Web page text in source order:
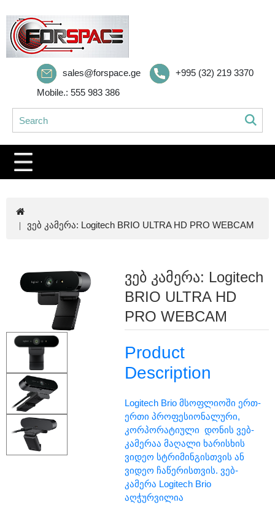
sales@forspace.ge
+995 (32) 219 3370
Mobile.: 555 983 386
ვებ კამერა: Logitech BRIO ULTRA HD PRO WEBCAM
ვებ კამერა: Logitech
BRIO ULTRA HD
PRO WEBCAM
Product
Description
Logitech Brio მსოფლიოში ერთ-
ერთი პროფესიონალური,
კორპორატიული დონის ვებ-
კამერაა მაღალი ხარისხის
ვიდეო სტრიმინგისთვის ან
ვიდეო ჩაწერისთვის. ვებ-
კამერა Logitech Brio
აღჭურვილია